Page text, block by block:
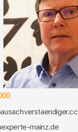
mainz.de